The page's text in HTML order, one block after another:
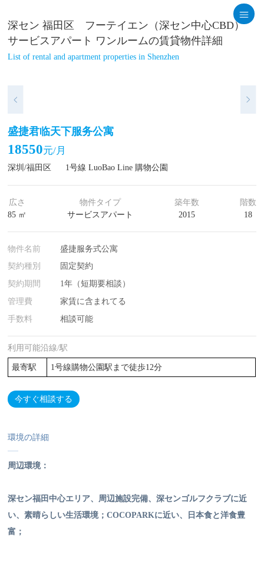
深セン 福田区 フーテイエン（深セン中心CBD）
サービスアパート ワンルームの賃貸物件詳細
List of rental and apartment properties in Shenzhen
盛捷君临天下服务公寓
18550元/月
深圳/福田区 1号線 LuoBao Line 購物公園
広さ
85 ㎡
物件タイプ
サービスアパート
築年数
2015
階数
18
物件名前
盛捷服务式公寓
契約種別
固定契約
契約期間
1年（短期要相談）
管理費
家賃に含まれてる
手数料
相談可能
利用可能沿線/駅
最寄駅 1号線購物公園駅まで徒歩12分
今すぐ相談する
環境の詳細
周辺環境：
深セン福田中心エリア、周辺施設完備、深センゴルフクラブに近
い、素晴らしい生活環境；COCOPARKに近い、日本食と洋食豊
富；